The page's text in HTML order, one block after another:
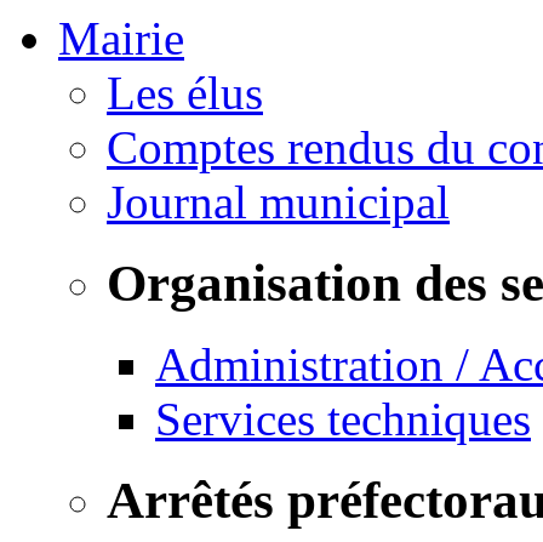
Mairie
Les élus
Comptes rendus du
Journal municipal
Organisation des
Administration /
Services techniques
Arrêtés